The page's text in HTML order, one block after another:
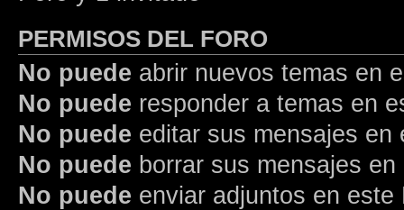
PERMISOS DEL FORO
No puede abrir nuevos temas en
No puede responder a temas en
No puede editar sus mensajes en
No puede borrar sus mensajes
No puede enviar adjuntos en este